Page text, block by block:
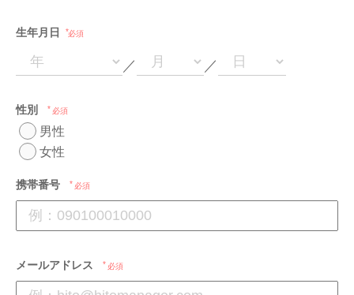
生年月日 必須
／ ／
性別 必須
男性
女性
携帯番号 必須
メールアドレス 必須